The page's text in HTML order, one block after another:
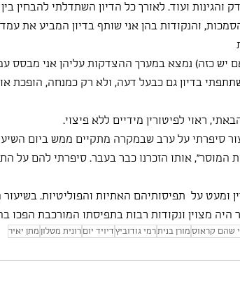
והגינות ועוד. לאורך כל הדיון השתדלתי להבחין
והנקודות בהן אני שותף בדיון המביע את
יש כזה) נמצא במערך ההצדקות עליהן אני מבסס
בדיון גם כבעל דעה, ולא רק כמנחה, הופכת
ראוי לפיטורין מידיים ללא פיצוי.
סיפרתי על ערב שבמקרה מתקיים ממש ביום
המוסר״, אותו הזכרנו כבר בעבר. סיפרתי להם על
ומעט על  תפיסותיהם האתיות והפוליטיות.
היה מצוין ונקודות רבות בתפיסתו המורכבת הפכו
שהם קראוס מורן בניתרמי גודוביץ דיויד יוםרונית מטלון מתן יאיר